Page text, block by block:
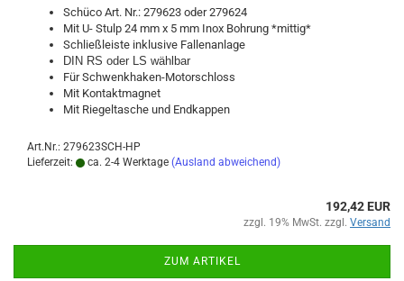
Schü­co Art. Nr.: 279623 oder 279624
Mit U- Stulp 24 mm x 5 mm Inox Boh­rung *mit­tig*
Schließ­leis­te in­klu­si­ve Fal­len­an­la­ge
DIN RS oder LS wähl­bar
Für Schwenkhaken-​Motorschloss
Mit Kon­takt­ma­gnet
Mit Rie­gel­ta­sche und End­kap­pen
Art.Nr.: 279623SCH-HP
Lieferzeit:
ca. 2-4 Werktage (Ausland abweichend)
192,42 EUR
zzgl. 19% MwSt. zzgl. Versand
ZUM ARTIKEL